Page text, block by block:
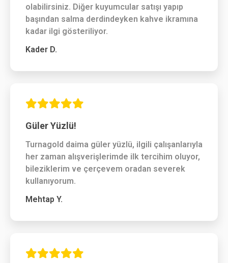
olabilirsiniz. Diğer kuyumcular satışı yapıp
başından salma derdindeyken kahve ikramına
kadar ilgi gösteriliyor.
Kader D.
Güler Yüzlü!
Turnagold daima güler yüzlü, ilgili çalışanlarıyla
her zaman alışverişlerimde ilk tercihim oluyor,
bileziklerim ve çerçevem oradan severek
kullanıyorum.
Mehtap Y.